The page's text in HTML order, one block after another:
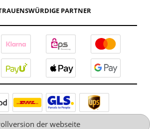
PARTNER
der webseite